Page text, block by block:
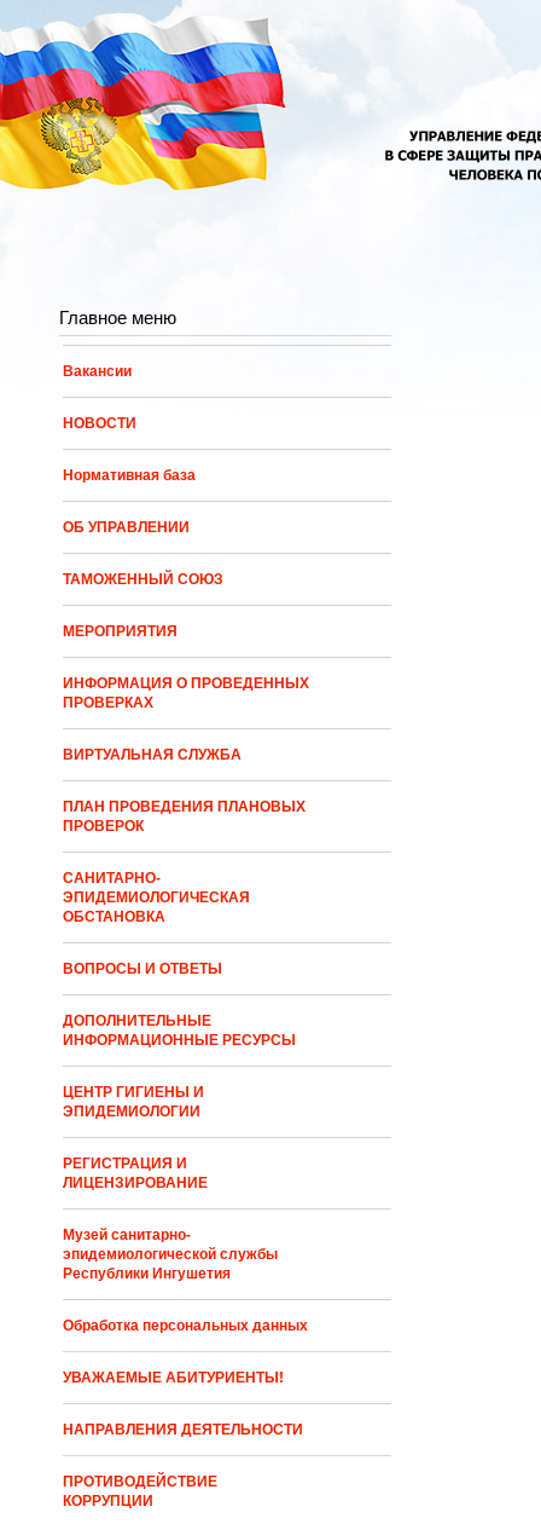
Перейти к основному содержанию
Главное меню
Вакансии
НОВОСТИ
Нормативная база
ОБ УПРАВЛЕНИИ
ТАМОЖЕННЫЙ СОЮЗ
МЕРОПРИЯТИЯ
ИНФОРМАЦИЯ О ПРОВЕДЕННЫХ
ПРОВЕРКАХ
ВИРТУАЛЬНАЯ СЛУЖБА
ПЛАН ПРОВЕДЕНИЯ ПЛАНОВЫХ
ПРОВЕРОК
САНИТАРНО-
ЭПИДЕМИОЛОГИЧЕСКАЯ
ОБСТАНОВКА
ВОПРОСЫ И ОТВЕТЫ
ДОПОЛНИТЕЛЬНЫЕ
ИНФОРМАЦИОННЫЕ РЕСУРСЫ
ЦЕНТР ГИГИЕНЫ И
ЭПИДЕМИОЛОГИИ
РЕГИСТРАЦИЯ И
ЛИЦЕНЗИРОВАНИЕ
Музей санитарно-
эпидемиологической службы
Республики Ингушетия
Обработка персональных данных
УВАЖАЕМЫЕ АБИТУРИЕНТЫ!
НАПРАВЛЕНИЯ ДЕЯТЕЛЬНОСТИ
ПРОТИВОДЕЙСТВИЕ
КОРРУПЦИИ